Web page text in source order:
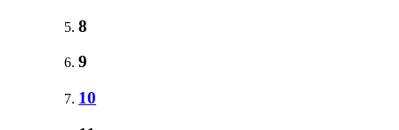
8
9
10